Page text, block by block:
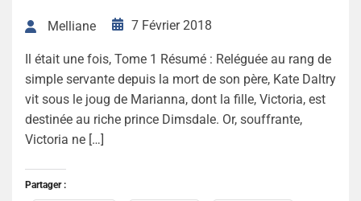
Melliane 7 Février 2018
Il était une fois, Tome 1 Résumé : Reléguée au rang de
simple servante depuis la mort de son père, Kate Daltry
vit sous le joug de Marianna, dont la fille, Victoria, est
destinée au riche prince Dimsdale. Or, souffrante,
Victoria ne […]
Partager :